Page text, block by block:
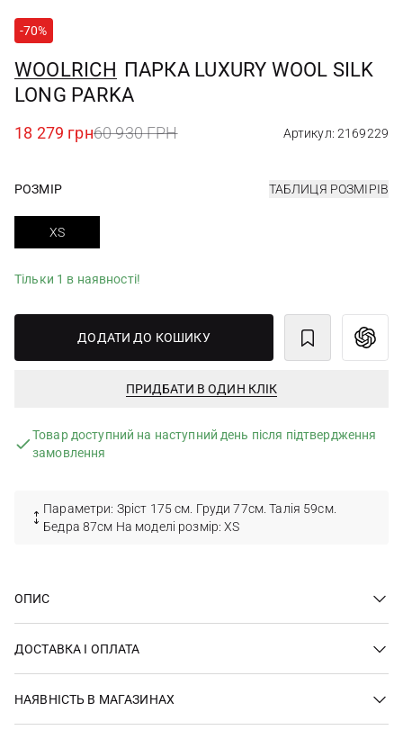
-70%
WOOLRICH ПАРКА LUXURY WOOL SILK
LONG PARKA
18 279 грн60 930 ГРН Артикул: 2169229
РОЗМІР ТАБЛИЦЯ РОЗМІРІВ
XS
Тільки 1 в наявності!
ДОДАТИ ДО КОШИКУ
ПРИДБАТИ В ОДИН КЛІК
Товар доступний на наступний день після підтвердження
замовлення
Параметри: Зріст 175 см. Груди 77см. Талія 59см.
Бедра 87см На моделі розмір: XS
ОПИС
ДОСТАВКА І ОПЛАТА
НАЯВНІСТЬ В МАГАЗИНАХ